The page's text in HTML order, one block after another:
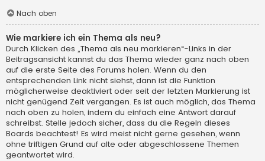
Nach oben
Wie markiere ich ein Thema als neu?
Durch Klicken des „Thema als neu markieren“-Links in der
Beitragsansicht kannst du das Thema wieder ganz nach oben
auf die erste Seite des Forums holen. Wenn du den
entsprechenden Link nicht siehst, dann ist die Funktion
möglicherweise deaktiviert oder seit der letzten Markierung ist
nicht genügend Zeit vergangen. Es ist auch möglich, das Thema
nach oben zu holen, indem du einfach eine Antwort darauf
schreibst. Stelle jedoch sicher, dass du die Regeln dieses
Boards beachtest! Es wird meist nicht gerne gesehen, wenn
ohne triftigen Grund auf alte oder abgeschlossene Themen
geantwortet wird.